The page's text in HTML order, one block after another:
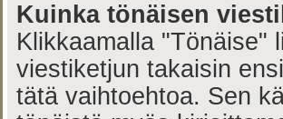
Kuinka tönäisen
Klikkaamalla "Tönäise"
viestiketjun takaisin
tätä vaihtoehtoa. Sen